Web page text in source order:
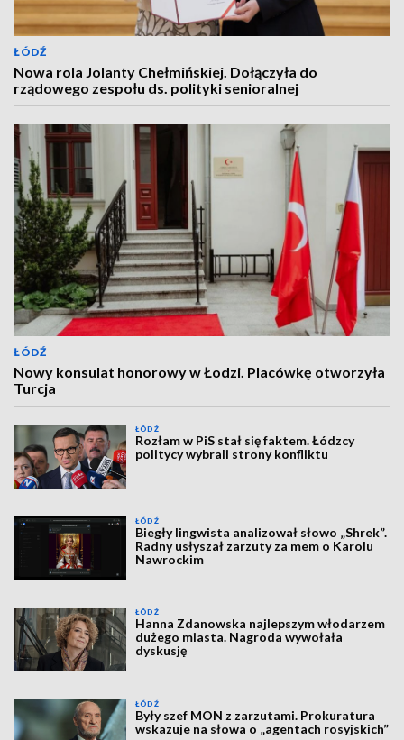
ŁÓDŹ
Nowa rola Jolanty Chełmińskiej. Dołączyła do
rządowego zespołu ds. polityki senioralnej
ŁÓDŹ
Nowy konsulat honorowy w Łodzi. Placówkę otworzyła
Turcja
ŁÓDŹ
Rozłam w PiS stał się faktem. Łódzcy
politycy wybrali strony konfliktu
ŁÓDŹ
Biegły lingwista analizował słowo „Shrek”.
Radny usłyszał zarzuty za mem o Karolu
Nawrockim
ŁÓDŹ
Hanna Zdanowska najlepszym włodarzem
dużego miasta. Nagroda wywołała
dyskusję
ŁÓDŹ
Były szef MON z zarzutami. Prokuratura
wskazuje na słowa o „agentach rosyjskich”